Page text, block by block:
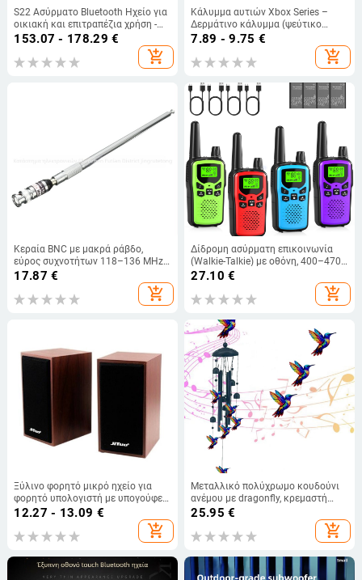
S22 Ασύρματο Bluetooth Ηχείο για
οικιακή και επιτραπέζια χρήση -
50W, Bluetooth 5.1, Ενσωματωμένη
μπαταρία 2000-4000 mAh, Φάσμα
συχνοτήτων 100 Hz-20 kHz,
153.07 - 178.29 €
add_shopping_cart
Κάλυμμα αυτιών Xbox Series –
Δερμάτινο κάλυμμα (ψεύτικο
δέρμα), Unisex, Άνετο στη χρήση,
Συμβατό με ακουστικά Xbox Series
7.89 - 9.75 €
add_shopping_cart
Κεραία BNC με μακρά ράβδο,
εύρος συχνοτήτων 118–136 MHz,
υψηλή ενίσχυση, ανοξείδωτο
17.87 €
add_shopping_cart
Δίδρομη ασύρματη επικοινωνία
(Walkie-Talkie) με οθόνη, 400–470
MHz, 0,5 W, εμβέλεια 3–5 χλμ,
27.10 €
add_shopping_cart
Ξύλινο φορητό μικρό ηχείο για
φορητό υπολογιστή με υπογούφερ,
μοντέλο 2801, μάρκα Technical tuo
12.27 - 13.09 €
add_shopping_cart
Μεταλλικό πολύχρωμο κουδούνι
ανέμου με dragonfly, κρεμαστή
διακόσμηση για σπίτι και κήπο
25.95 €
add_shopping_cart